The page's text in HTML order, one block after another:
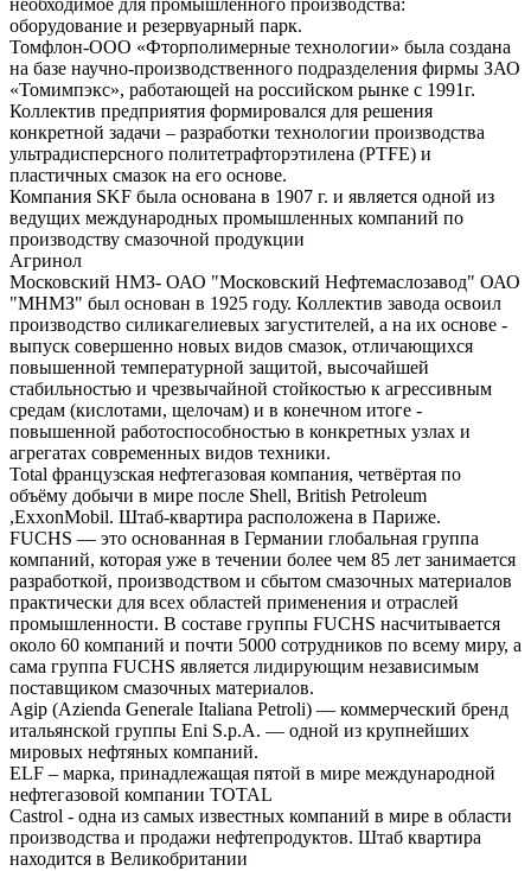
необходимое для промышленного производства:
оборудование и резервуарный парк.
Томфлон-ООО «Фторполимерные технологии» была создана
на базе научно-производственного подразделения фирмы ЗАО
«Томимпэкс», работающей на российском рынке с 1991г.
Коллектив предприятия формировался для решения
конкретной задачи – разработки технологии производства
ультрадисперсного политетрафторэтилена (PTFE) и
пластичных смазок на его основе.
Компания SKF была основана в 1907 г. и является одной из
ведущих международных промышленных компаний по
производству смазочной продукции
Агринол
Московский НМЗ- ОАО "Московский Нефтемаслозавод" ОАО
"МНМЗ" был основан в 1925 году. Коллектив завода освоил
производство силикагелиевых загустителей, а на их основе -
выпуск совершенно новых видов смазок, отличающихся
повышенной температурной защитой, высочайшей
стабильностью и чрезвычайной стойкостью к агрессивным
средам (кислотами, щелочам) и в конечном итоге -
повышенной работоспособностью в конкретных узлах и
агрегатах современных видов техники.
Total французская нефтегазовая компания, четвёртая по
объёму добычи в мире после Shell, British Petroleum
,ExxonMobil. Штаб-квартира расположена в Париже.
FUCHS — это основанная в Германии глобальная группа
компаний, которая уже в течении более чем 85 лет занимается
разработкой, производством и сбытом смазочных материалов
практически для всех областей применения и отраслей
промышленности. В составе группы FUCHS насчитывается
около 60 компаний и почти 5000 сотрудников по всему миру, а
сама группа FUCHS является лидирующим независимым
поставщиком смазочных материалов.
Agip (Azienda Generale Italiana Petroli) — коммерческий бренд
итальянской группы Eni S.p.A. — одной из крупнейших
мировых нефтяных компаний.
ELF – марка, принадлежащая пятой в мире международной
нефтегазовой компании TOTAL
Castrol - одна из самых известных компаний в мире в области
производства и продажи нефтепродуктов. Штаб квартира
находится в Великобритании